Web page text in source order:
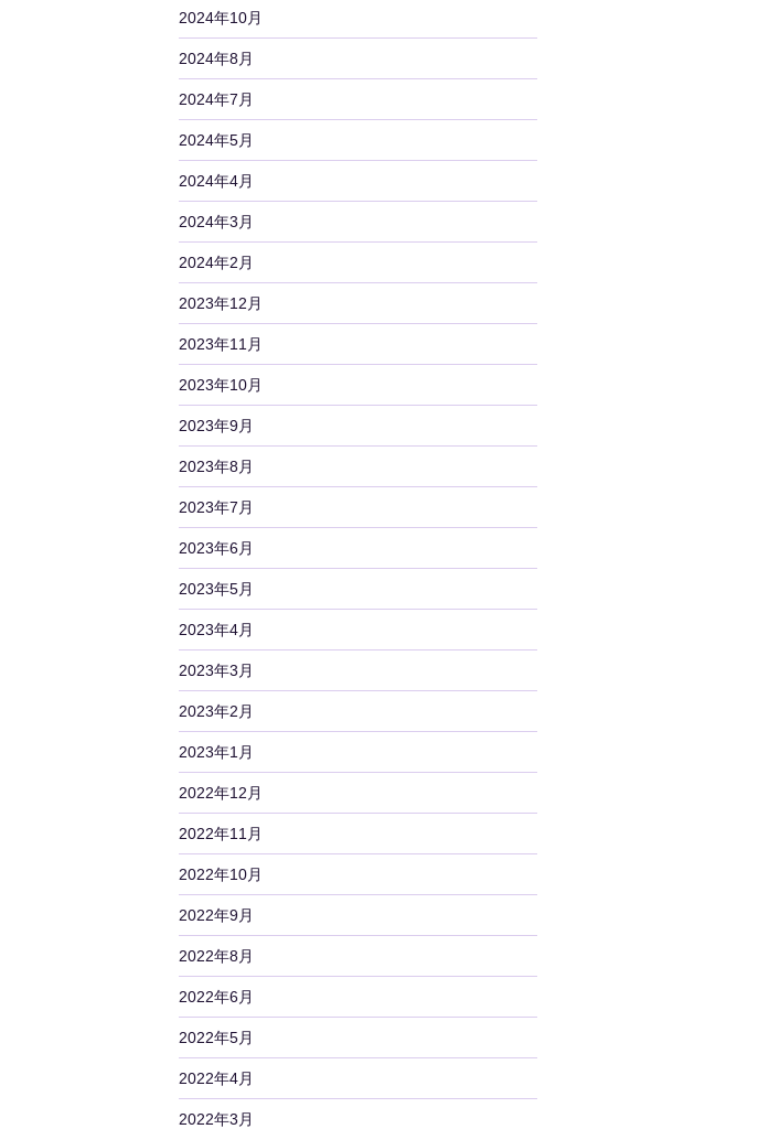
2024年10月
2024年8月
2024年7月
2024年5月
2024年4月
2024年3月
2024年2月
2023年12月
2023年11月
2023年10月
2023年9月
2023年8月
2023年7月
2023年6月
2023年5月
2023年4月
2023年3月
2023年2月
2023年1月
2022年12月
2022年11月
2022年10月
2022年9月
2022年8月
2022年6月
2022年5月
2022年4月
2022年3月